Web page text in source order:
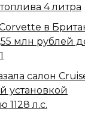
4 литра
в
млн рублей
салон
установкой
1128 л.с.